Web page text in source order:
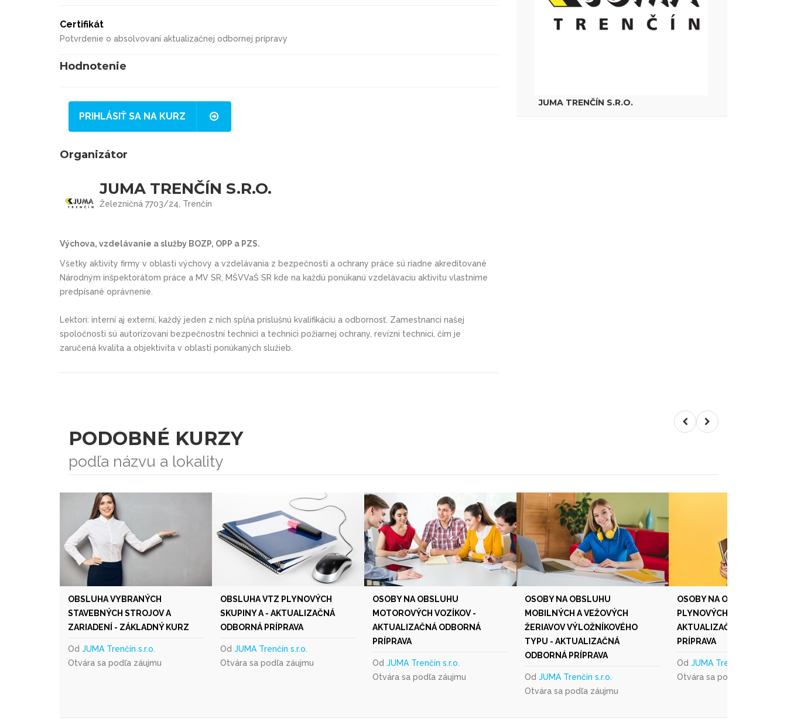
Certifikát
Potvrdenie o absolvovaní aktualizačnej odbornej prípravy
Hodnotenie
PRIHLÁSIŤ SA NA KURZ
Organizátor
JUMA TRENČÍN S.R.O.
Železničná 7703/24, Trenčín
Výchova, vzdelávanie a služby BOZP, OPP a PZS.
Všetky aktivity firmy v oblasti výchovy a vzdelávania z bezpečnosti a ochrany práce sú riadne akreditované
Národným inšpektorátom práce a MV SR, MŠVVaŠ SR kde na každú ponúkanú vzdelávaciu aktivitu vlastníme
predpísané oprávnenie.
Lektori: interní aj externí, každý jeden z nich spĺňa príslušnú kvalifikáciu a odbornosť. Zamestnanci našej
spoločnosti sú autorizovaní bezpečnostní technici a technici požiarnej ochrany, revízni technici, čím je
zaručená kvalita a objektivita v oblasti ponúkaných služieb.
JUMA TRENČÍN S.R.O.
PODOBNÉ KURZY
podľa názvu a lokality
OBSLUHA VYBRANÝCH
STAVEBNÝCH STROJOV A
ZARIADENÍ - ZÁKLADNÝ KURZ
Od JUMA Trenčín s.r.o.
Otvára sa podľa záujmu
OBSLUHA VTZ PLYNOVÝCH
SKUPINY A - AKTUALIZAČNÁ
ODBORNÁ PRÍPRAVA
Od JUMA Trenčín s.r.o.
Otvára sa podľa záujmu
OSOBY NA OBSLUHU
MOTOROVÝCH VOZÍKOV -
AKTUALIZAČNÁ ODBORNÁ
PRÍPRAVA
Od JUMA Trenčín s.r.o.
Otvára sa podľa záujmu
OSOBY NA OBSLUHU
MOBILNÝCH A VEŽOVÝCH
ŽERIAVOV VÝLOŽNÍKOVÉHO
TYPU - AKTUALIZAČNÁ
ODBORNÁ PRÍPRAVA
Od JUMA Trenčín s.r.o.
Otvára sa podľa záujmu
OSOBY NA OPRAVU VTZ
PLYNOVÝCH SKUPINY A -
AKTUALIZAČNÁ ODBORNÁ
PRÍPRAVA
Od JUMA Trenčín s.r.o.
Otvára sa podľa záujmu